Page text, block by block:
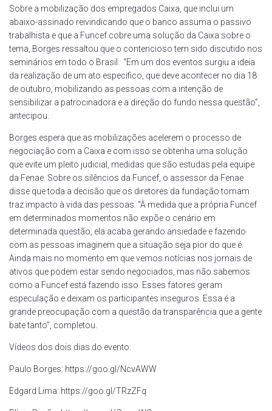
Sobre a mobilização dos empregados Caixa, que inclui um
abaixo-assinado reivindicando que o banco assuma o passivo
trabalhista e que a Funcef cobre uma solução da Caixa sobre o
tema, Borges ressaltou que o contencioso tem sido discutido nos
seminários em todo o Brasil. “Em um dos eventos surgiu a ideia
da realização de um ato especifico, que deve acontecer no dia 18
de outubro, mobilizando as pessoas com a intenção de
sensibilizar a patrocinadora e a direção do fundo nessa questão”,
antecipou.
Borges espera que as mobilizações acelerem o processo de
negociação com a Caixa e com isso se obtenha uma solução
que evite um pleito judicial, medidas que são estudas pela equipe
da Fenae. Sobre os silêncios da Funcef, o assessor da Fenae
disse que toda a decisão que os diretores da fundação tomam
traz impacto à vida das pessoas. “À medida que a própria Funcef
em determinados momentos não expõe o cenário em
determinada questão, ela acaba gerando ansiedade e fazendo
com as pessoas imaginem que a situação seja pior do que é.
Ainda mais no momento em que vemos notícias nos jornais de
ativos que podem estar sendo negociados, mas não sabemos
como a Funcef está fazendo isso. Esses fatores geram
especulação e deixam os participantes inseguros. Essa é a
grande preocupação com a questão da transparência que a gente
bate tanto”, completou.
Vídeos dos dois dias do evento:
Paulo Borges: https://goo.gl/NcvAWW
Edgard Lima: https://goo.gl/TRzZFq